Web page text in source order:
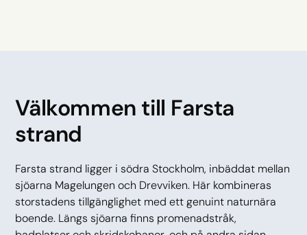
Välkommen till Farsta
strand
Farsta strand ligger i södra Stockholm, inbäddat mellan
sjöarna Magelungen och Drevviken. Här kombineras
storstadens tillgänglighet med ett genuint naturnära
boende. Längs sjöarna finns promenadstråk,